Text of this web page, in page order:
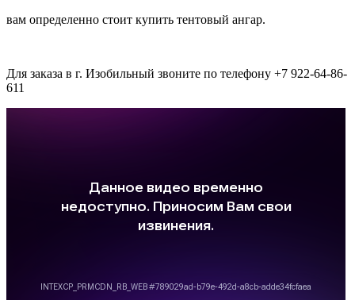
вам определенно стоит купить тентовый ангар.
Для заказа в г. Изобильный звоните по телефону +7 922-64-86-
611